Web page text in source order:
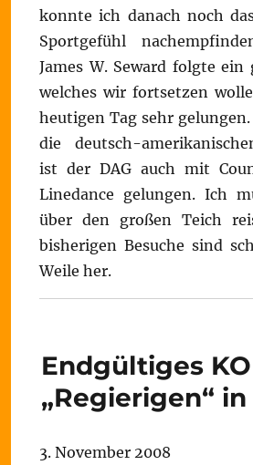
konnte ich danach noch
Sportgefühl
James W. Seward folgte ein
welches wir fortsetzen
heutigen Tag sehr
die deutsch-
ist der DAG auch mit
Linedance gelungen. Ich
über den großen Teich
bisherigen Besuche sind
Weile her.
Endgültiges
„Regierigen“
3. November 2008